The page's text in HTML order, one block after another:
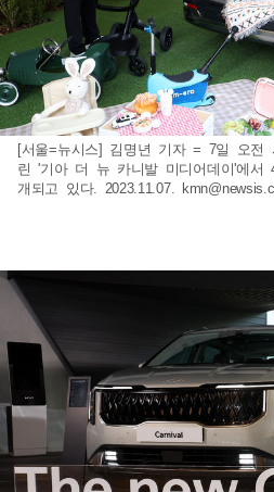
[서울=뉴시스] 김명년 기자 = 7일 오전
린 '기아 더 뉴 카니발 미디어데이'에서
개되고 있다. 2023.11.07.